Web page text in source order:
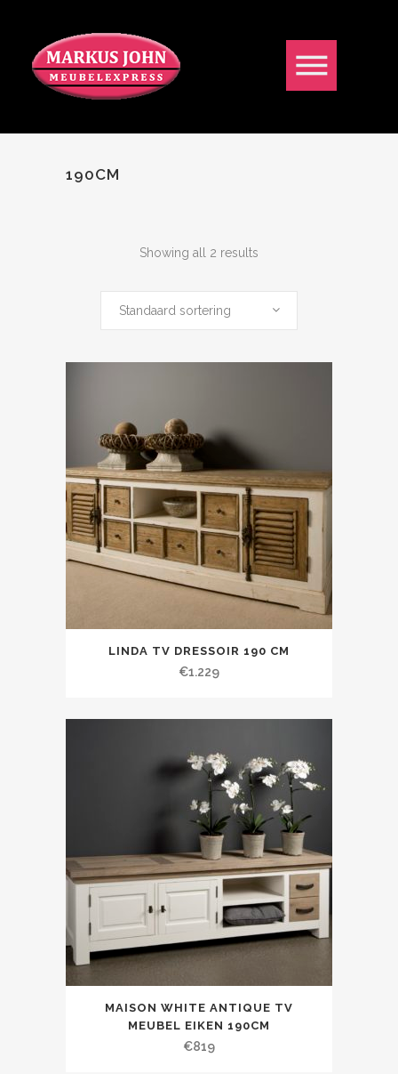
190CM
Showing all 2 results
Standaard sortering
LINDA TV DRESSOIR 190 CM
€1.229
MAISON WHITE ANTIQUE TV
MEUBEL EIKEN 190CM
€819